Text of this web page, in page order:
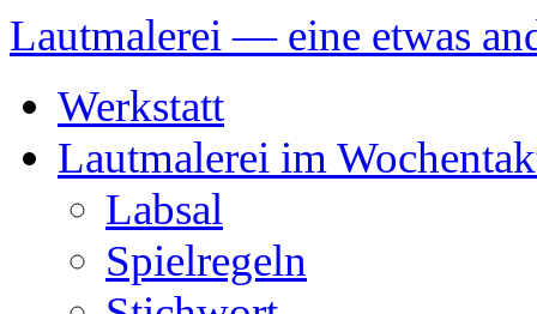
Lautmalerei — eine etwas
Inhalt
springen
Werkstatt
Lautmalerei im
Labsal
Spielregeln